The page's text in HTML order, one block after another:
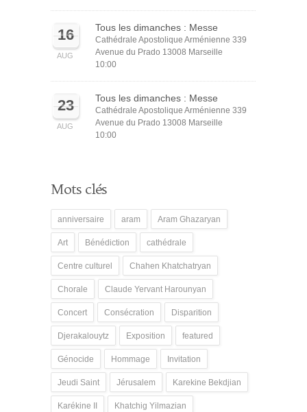
16
AUG
Tous les dimanches : Messe
Cathédrale Apostolique Arménienne 339
Avenue du Prado 13008 Marseille
10:00
23
AUG
Tous les dimanches : Messe
Cathédrale Apostolique Arménienne 339
Avenue du Prado 13008 Marseille
10:00
Mots clés
anniversaire aram Aram Ghazaryan
Art Bénédiction cathédrale
Centre culturel Chahen Khatchatryan
Chorale Claude Yervant Harounyan
Concert Consécration Disparition
Djerakalouytz Exposition featured
Génocide Hommage Invitation
Jeudi Saint Jérusalem Karekine Bekdjian
Karékine II Khatchig Yilmazian